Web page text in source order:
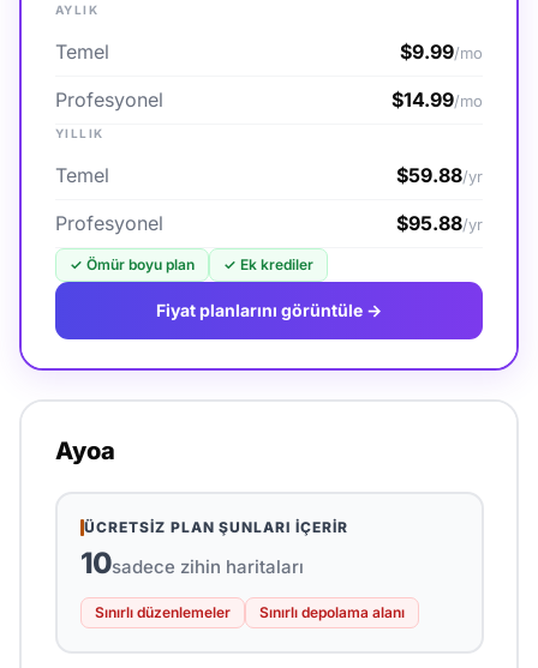
AYLIK
Temel $9.99/mo
Profesyonel $14.99/mo
YILLIK
Temel $59.88/yr
Profesyonel $95.88/yr
✓ Ömür boyu plan ✓ Ek krediler
Fiyat planlarını görüntüle →
Ayoa
ÜCRETSIZ PLAN ŞUNLARI İÇERIR
10sadece zihin haritaları
Sınırlı düzenlemeler Sınırlı depolama alanı